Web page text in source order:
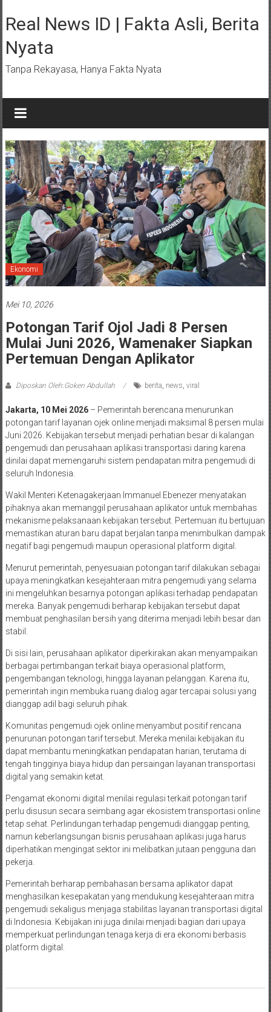
ke
konten
Real News ID | Fakta Asli, Berita
Nyata
Tanpa Rekayasa, Hanya Fakta Nyata
Ekonomi
Mei 10, 2026
Potongan Tarif Ojol Jadi 8 Persen
Mulai Juni 2026, Wamenaker Siapkan
Pertemuan Dengan Aplikator
Diposkan Oleh:Goken Abdullah berita news viral
Jakarta, 10 Mei 2026– Pemerintah berencana menurunkan
potongan tarif layanan ojek online menjadi maksimal 8 persen mulai
Juni 2026. Kebijakan tersebut menjadi perhatian besar di kalangan
pengemudi dan perusahaan aplikasi transportasi daring karena
dinilai dapat memengaruhi sistem pendapatan mitra pengemudi di
seluruh Indonesia.
Wakil Menteri Ketenagakerjaan Immanuel Ebenezer menyatakan
pihaknya akan memanggil perusahaan aplikator untuk membahas
mekanisme pelaksanaan kebijakan tersebut. Pertemuan itu bertujuan
memastikan aturan baru dapat berjalan tanpa menimbulkan dampak
negatif bagi pengemudi maupun operasional platform digital.
Menurut pemerintah, penyesuaian potongan tarif dilakukan sebagai
upaya meningkatkan kesejahteraan mitra pengemudi yang selama
ini mengeluhkan besarnya potongan aplikasi terhadap pendapatan
mereka. Banyak pengemudi berharap kebijakan tersebut dapat
membuat penghasilan bersih yang diterima menjadi lebih besar dan
stabil.
Di sisi lain, perusahaan aplikator diperkirakan akan menyampaikan
berbagai pertimbangan terkait biaya operasional platform,
pengembangan teknologi, hingga layanan pelanggan. Karena itu,
pemerintah ingin membuka ruang dialog agar tercapai solusi yang
dianggap adil bagi seluruh pihak.
Komunitas pengemudi ojek online menyambut positif rencana
penurunan potongan tarif tersebut. Mereka menilai kebijakan itu
dapat membantu meningkatkan pendapatan harian, terutama di
tengah tingginya biaya hidup dan persaingan layanan transportasi
digital yang semakin ketat.
Pengamat ekonomi digital menilai regulasi terkait potongan tarif
perlu disusun secara seimbang agar ekosistem transportasi online
tetap sehat. Perlindungan terhadap pengemudi dianggap penting,
namun keberlangsungan bisnis perusahaan aplikasi juga harus
diperhatikan mengingat sektor ini melibatkan jutaan pengguna dan
pekerja.
Pemerintah berharap pembahasan bersama aplikator dapat
menghasilkan kesepakatan yang mendukung kesejahteraan mitra
pengemudi sekaligus menjaga stabilitas layanan transportasi digital
di Indonesia. Kebijakan ini juga dinilai menjadi bagian dari upaya
memperkuat perlindungan tenaga kerja di era ekonomi berbasis
platform digital.